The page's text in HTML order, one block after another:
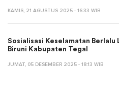
KAMIS, 21 AGUSTUS 2025 - 16:33 WIB
Sosialisasi Keselamatan Berlalu
Biruni Kabupaten Tegal
JUMAT, 05 DESEMBER 2025 - 18:13 WIB